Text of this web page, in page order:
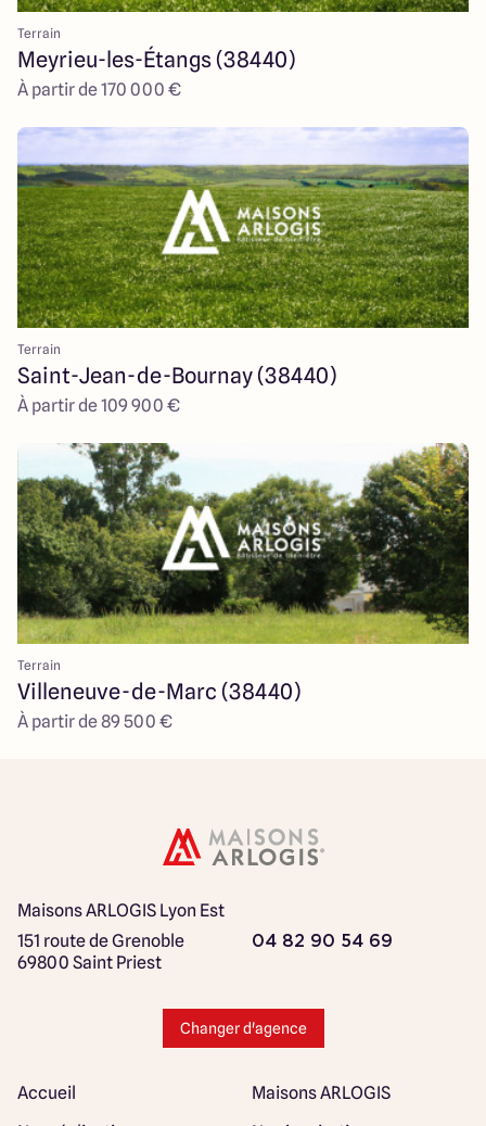
Terrain
Meyrieu-les-Étangs (38440)
À partir de 170 000 €
Terrain
Saint-Jean-de-Bournay (38440)
À partir de 109 900 €
Terrain
Villeneuve-de-Marc (38440)
À partir de 89 500 €
Maisons ARLOGIS Lyon Est
151 route de Grenoble
69800 Saint Priest
04 82 90 54 69
Changer d'agence
Accueil
Maisons ARLOGIS